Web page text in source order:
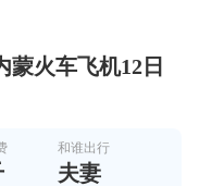
火车飞机12日
和谁出行
夫妻